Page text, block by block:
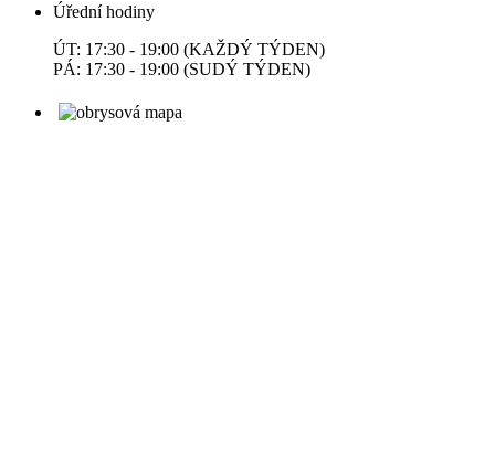
Úřední hodiny
ÚT: 17:30 - 19:00 (KAŽDÝ TÝDEN)
PÁ: 17:30 - 19:00 (SUDÝ TÝDEN)